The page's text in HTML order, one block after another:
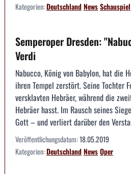
Kategorien:DeutschlandNewsSchauspiel
Semperoper Dresden:
Verdi
Nabucco, König von Babylon, hat die
ihren Tempel zerstört. Seine Tochter
versklavten Hebräer, während die
Hebräer hasst. Im Rausch seines
Gott – und verliert darüber den
Veröffentlichungsdatum:18.05.2019
Kategorien:DeutschlandNewsOper